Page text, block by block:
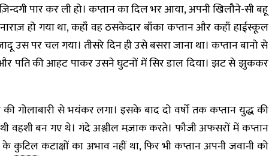
पार कर ली हो। कप्तान का दिल भर आया, अपनी खिलौने-सी बहू
हो गया था, कहाँ वह ठसकेदार बाँका कप्तान और कहाँ हाईस्कूल
पर चल गया। तीसरे दिन ही उसे बसरा जाना था। कप्तान बानो से
और पति की आहट पाकर उसने घुटनों में सिर डाल दिया। झट से झुककर
गोलाबारी से भयंकर लगा। इसके बाद दो वर्षों तक कप्तान युद्ध की
वहशी बन गए थे। गंदे अश्लील मज़ाक करते। फौजी अफसरों में कप्तान
केकुटिलकटाक्षों का अभाव नहीं था, फिर भी कप्तान अपनी जवानी को